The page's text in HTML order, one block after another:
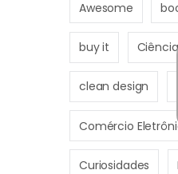
Awesome
buy it
clean design
Comércio
Curiosidades